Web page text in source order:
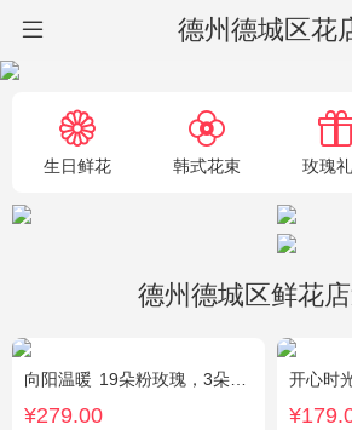
德州德城区花
生日鲜花 韩式花束 玫瑰
德州德城区鲜花
向阳温暖 19朵粉玫瑰，3朵向日葵，绿叶搭配
¥279.00
开心时